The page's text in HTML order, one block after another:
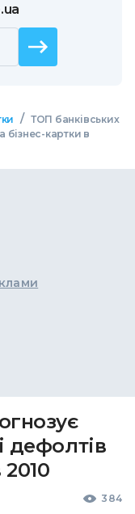
/ ТОП банківських
картки в
дефолтів
2010
384